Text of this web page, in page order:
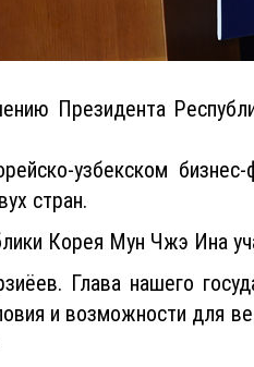
Президента
узбекском
стран.
Корея Мун Чжэ Ина
Глава нашего
и возможности для